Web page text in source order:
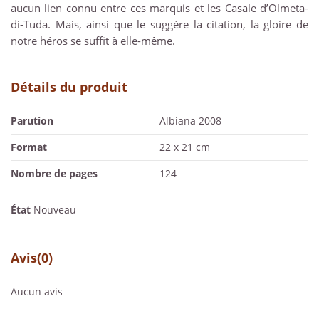
aucun lien connu entre ces marquis et les Casale d’Olmeta-
di-Tuda. Mais, ainsi que le suggère la citation, la gloire de
notre héros se suffit à elle-même.
Détails du produit
Parution
Albiana 2008
Format
22 x 21 cm
Nombre de pages
124
État Nouveau
Avis(0)
Aucun avis